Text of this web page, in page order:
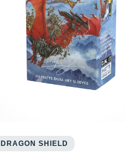
DRAGON SHIELD